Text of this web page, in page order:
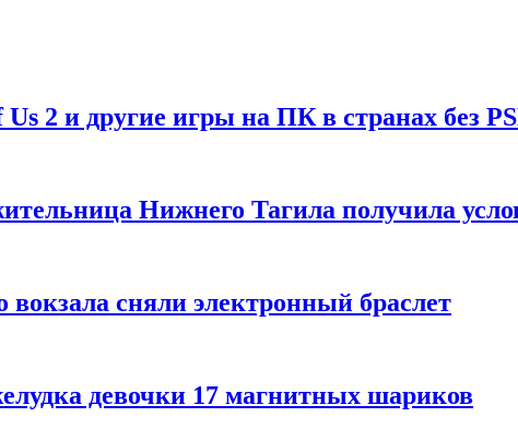
2 и другие игры на ПК в странах без
Нижнего Тагила получила
сняли электронный браслет
девочки 17 магнитных шариков